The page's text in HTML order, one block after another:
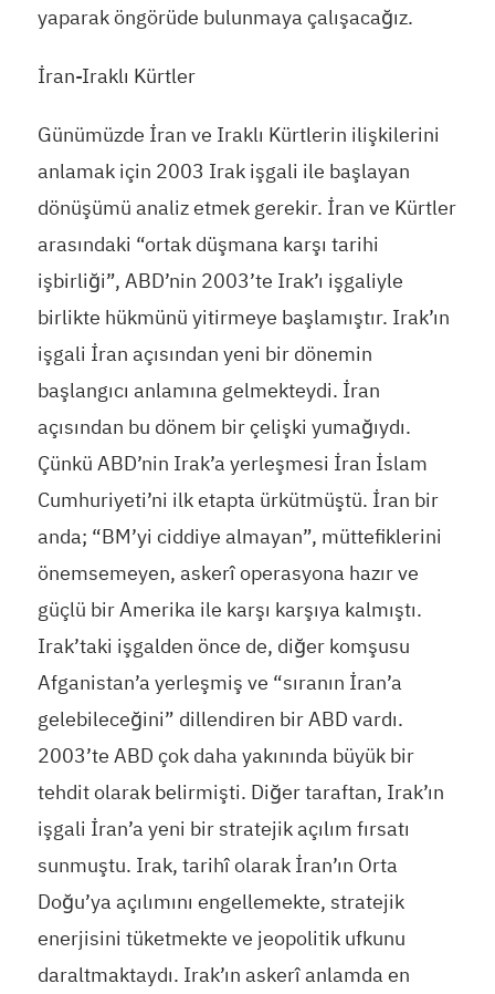
yaparak öngörüde bulunmaya çalışacağız.
İran-Iraklı Kürtler
Günümüzde İran ve Iraklı Kürtlerin ilişkilerini
anlamak için 2003 Irak işgali ile başlayan
dönüşümü analiz etmek gerekir. İran ve Kürtler
arasındaki “ortak düşmana karşı tarihi
işbirliği”, ABD’nin 2003’te Irak’ı işgaliyle
birlikte hükmünü yitirmeye başlamıştır. Irak’ın
işgali İran açısından yeni bir dönemin
başlangıcı anlamına gelmekteydi. İran
açısından bu dönem bir çelişki yumağıydı.
Çünkü ABD’nin Irak’a yerleşmesi İran İslam
Cumhuriyeti’ni ilk etapta ürkütmüştü. İran bir
anda; “BM’yi ciddiye almayan”, müttefiklerini
önemsemeyen, askerî operasyona hazır ve
güçlü bir Amerika ile karşı karşıya kalmıştı.
Irak’taki işgalden önce de, diğer komşusu
Afganistan’a yerleşmiş ve “sıranın İran’a
gelebileceğini” dillendiren bir ABD vardı.
2003’te ABD çok daha yakınında büyük bir
tehdit olarak belirmişti. Diğer taraftan, Irak’ın
işgali İran’a yeni bir stratejik açılım fırsatı
sunmuştu. Irak, tarihî olarak İran’ın Orta
Doğu’ya açılımını engellemekte, stratejik
enerjisini tüketmekte ve jeopolitik ufkunu
daraltmaktaydı. Irak’ın askerî anlamda en